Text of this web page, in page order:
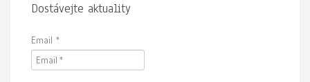
Dostávejte aktuality
Email *